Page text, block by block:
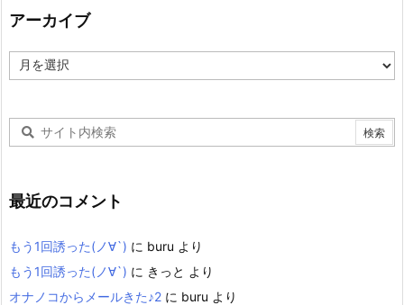
アーカイブ
ー
最近のコメント
もう1回誘った(ノ∀`) に buru より
もう1回誘った(ノ∀`) に きっと より
オナノコからメールきた♪2 に buru より